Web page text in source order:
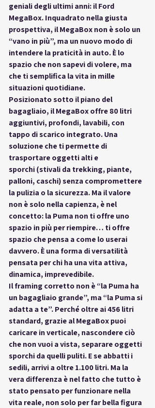
geniali degli ultimi anni: il Ford
MegaBox. Inquadrato nella giusta
prospettiva, il MegaBox non è solo un
“vano in più”, ma un nuovo modo di
intendere la praticità in auto. È lo
spazio che non sapevi di volere, ma
che ti semplifica la vita in mille
situazioni quotidiane.
Posizionato sotto il piano del
bagagliaio, il MegaBox offre 80 litri
aggiuntivi, profondi, lavabili, con
tappo di scarico integrato. Una
soluzione che ti permette di
trasportare oggetti alti e
sporchi (stivali da trekking, piante,
palloni, caschi) senza compromettere
la pulizia o la sicurezza. Ma il valore
non è solo nella capienza, è nel
concetto: la Puma non ti offre uno
spazio in più per riempire… ti offre
spazio che pensa a come lo userai
davvero. È una forma di versatilità
pensata per chi ha una vita attiva,
dinamica, imprevedibile.
Il framing corretto non è “la Puma ha
un bagagliaio grande”, ma “la Puma si
adatta a te”. Perché oltre ai 456 litri
standard, grazie al MegaBox puoi
caricare in verticale, nascondere ciò
che non vuoi a vista, separare oggetti
sporchi da quelli puliti. E se abbatti i
sedili, arrivi a oltre 1.100 litri. Ma la
vera differenza è nel fatto che tutto è
stato pensato per funzionare nella
vita reale, non solo per far bella figura